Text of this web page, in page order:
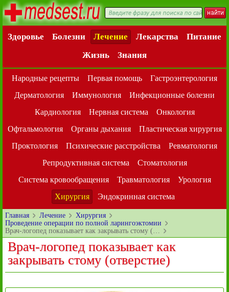
Здоровье Болезни Лечение Лекарства
Питание
Жизнь
Знания
Народные рецепты Первая помощь
Гастроэнтерология
Дерматология
Иммунология
Инфекционные болезни
Кардиология
Нервная система
Онкология
Офтальмология
Органы дыхания
Пластическая хирургия
Проктология
Психические расстройства
Ревматология
Репродуктивная система
Стоматология
Система кровообращения
Травматология
Урология
Хирургия
Эндокринная система
Главная Лечение
Хирургия
Проведение операции по полной ларингоэктомии
Врач-логопед показывает как закрывать стому (…
Врач-логопед показывает как
закрывать стому (отверстие)